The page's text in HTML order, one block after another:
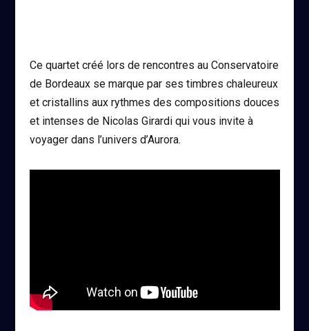
Ce quartet créé lors de rencontres au Conservatoire
de Bordeaux se marque par ses timbres chaleureux
et cristallins aux rythmes des compositions douces
et intenses de Nicolas Girardi qui vous invite à
voyager dans l’univers d’Aurora.